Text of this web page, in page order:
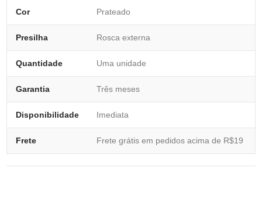
Cor Prateado
Presilha Rosca externa
Quantidade Uma unidade
Garantia Três meses
Disponibilidade Imediata
Frete Frete grátis em pedidos acima de R$19